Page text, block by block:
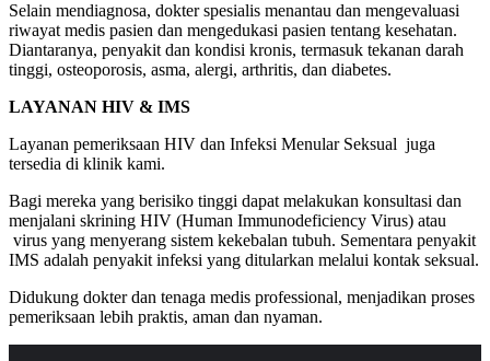
Selain mendiagnosa, dokter spesialis menantau dan mengevaluasi
riwayat medis pasien dan mengedukasi pasien tentang kesehatan.
Diantaranya, penyakit dan kondisi kronis, termasuk tekanan darah
tinggi, osteoporosis, asma, alergi, arthritis, dan diabetes.
LAYANAN HIV & IMS
Layanan pemeriksaan HIV dan Infeksi Menular Seksual juga
tersedia di klinik kami.
Bagi mereka yang berisiko tinggi dapat melakukan konsultasi dan
menjalani skrining HIV (Human Immunodeficiency Virus) atau
virus yang menyerang sistem kekebalan tubuh. Sementara penyakit
IMS adalah penyakit infeksi yang ditularkan melalui kontak seksual.
Didukung dokter dan tenaga medis professional, menjadikan proses
pemeriksaan lebih praktis, aman dan nyaman.